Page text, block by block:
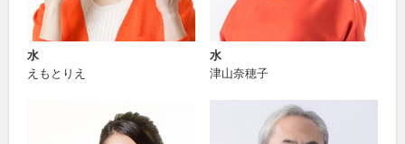
水
えもとりえ
水
津山奈穂子